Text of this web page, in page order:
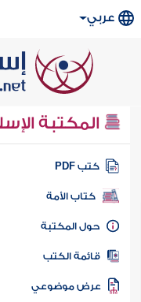
عربي
المكتبة
كتب PDF
كتاب الأمة
المكتبة
الكتب